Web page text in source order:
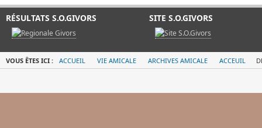
RÉSULTATS S.O.GIVORS SITE S.O.GIVORS
VOUS ÊTES ICI : ACCUEIL VIE AMICALE ARCHIVES AMICALE ACCEUIL